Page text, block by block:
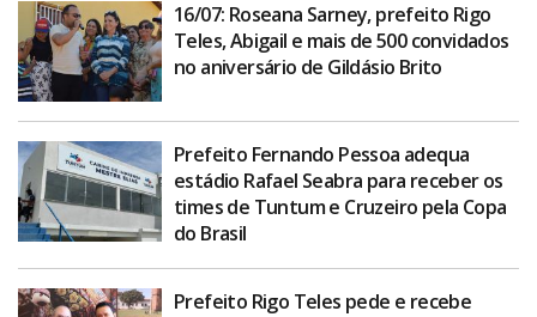
16/07: Roseana Sarney, prefeito Rigo
Teles, Abigail e mais de 500 convidados
no aniversário de Gildásio Brito
Prefeito Fernando Pessoa adequa
estádio Rafael Seabra para receber os
times de Tuntum e Cruzeiro pela Copa
do Brasil
Prefeito Rigo Teles pede e recebe